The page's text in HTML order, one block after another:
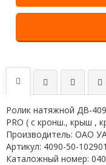
Ролик натяжной ДВ-
PRO ( с кронш., крыш
Производитель: ОАО
Артикул: 4090-50-
Каталожный номер: